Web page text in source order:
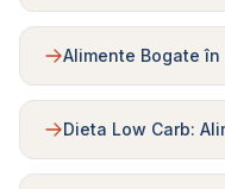
Alimente Bogate
Dieta Low Carb: